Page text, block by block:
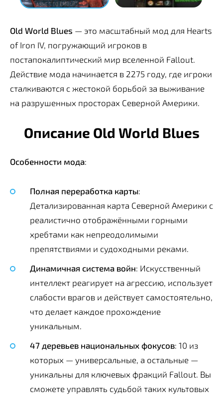
Old World Blues — это масштабный мод для Hearts
of Iron IV, погружающий игроков в
постапокалиптический мир вселенной Fallout.
Действие мода начинается в 2275 году, где игроки
сталкиваются с жестокой борьбой за выживание
на разрушенных просторах Северной Америки.
Описание Old World Blues
Особенности мода:
Полная переработка карты:
Детализированная карта Северной Америки с
реалистично отображёнными горными
хребтами как непреодолимыми
препятствиями и судоходными реками.
Динамичная система войн: Искусственный
интеллект реагирует на агрессию, использует
слабости врагов и действует самостоятельно,
что делает каждое прохождение
уникальным.
47 деревьев национальных фокусов: 10 из
которых — универсальные, а остальные —
уникальны для ключевых фракций Fallout. Вы
сможете управлять судьбой таких культовых